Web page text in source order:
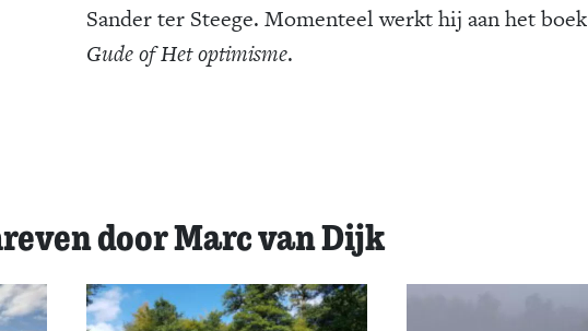
Sander ter Steege. Momenteel werkt hij aan het boek
Gude of Het optimisme.
door Marc van Dijk